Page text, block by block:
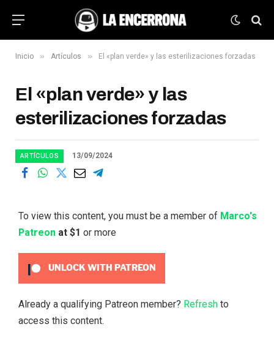
Inicio » Artículos » El «plan verde» y las esterilizaciones forzadas
El «plan verde» y las
esterilizaciones forzadas
ARTÍCULOS 13/09/2024
To view this content, you must be a member of Marco's
Patreon at $1 or more
UNLOCK WITH PATREON
Already a qualifying Patreon member? Refresh to
access this content.